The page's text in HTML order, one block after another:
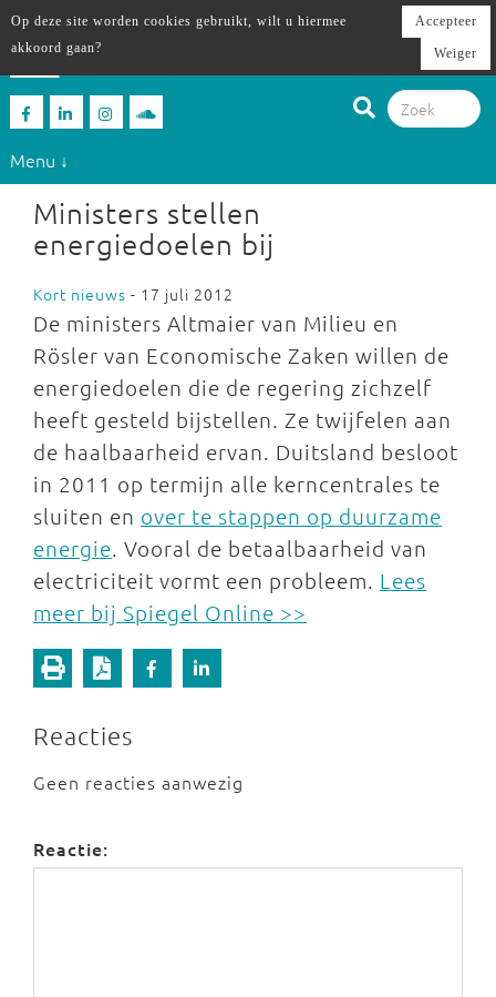
Menu ↓
Ministers stellen
energiedoelen bij
Kort nieuws - 17 juli 2012
De ministers Altmaier van Milieu en
Rösler van Economische Zaken willen de
energiedoelen die de regering zichzelf
heeft gesteld bijstellen. Ze twijfelen aan
de haalbaarheid ervan. Duitsland besloot
in 2011 op termijn alle kerncentrales te
sluiten en over te stappen op duurzame
energie. Vooral de betaalbaarheid van
electriciteit vormt een probleem. Lees
meer bij Spiegel Online >>
Reacties
Geen reacties aanwezig
Reactie:
Op deze site worden cookies gebruikt, wilt u hiermee
akkoord gaan?
Accepteer
Weiger